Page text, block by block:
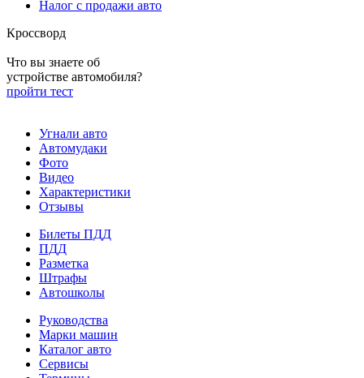
Налог с продажи авто
Кроссворд
Что вы знаете об
устройстве автомобиля?
пройти тест
Угнали авто
Автомудаки
Фото
Видео
Характеристики
Отзывы
Билеты ПДД
ПДД
Разметка
Штрафы
Автошколы
Руководства
Марки машин
Каталог авто
Сервисы